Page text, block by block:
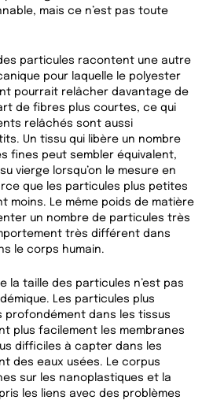
mais ce n’est pas toute
particules racontent une autre
pour laquelle le polyester
pourrait relâcher davantage de
de fibres plus courtes, ce qui
relâchés sont aussi
Un tissu qui libère un nombre
fines peut sembler équivalent,
vierge lorsqu’on le mesure en
que les particules plus petites
moins. Le même poids de matière
un nombre de particules très
très différent dans
le corps humain.
la taille des particules n’est pas
Les particules plus
dans les tissus
plus facilement les membranes
difficiles à capter dans les
des eaux usées. Le corpus
sur les nanoplastiques et la
les liens avec des problèmes